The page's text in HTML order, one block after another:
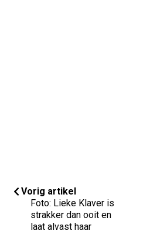
Vorig artikel
Foto: Lieke Klaver is
strakker dan ooit en
laat alvast haar